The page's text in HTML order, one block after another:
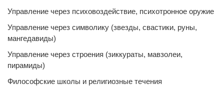
Управление через психовоздействие, психотронное оружие
Управление через символику (звезды, свастики, руны,
мангедавиды)
Управление через строения (зиккураты, мавзолеи,
пирамиды)
Философские школы и религиозные течения